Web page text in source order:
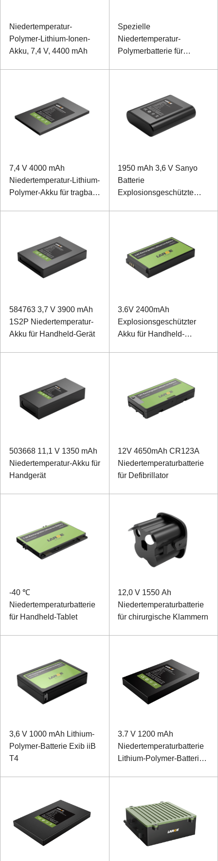
Niedertemperatur-
Polymer-Lithium-Ionen-
Akku, 7,4 V, 4400 mAh
Spezielle
Niedertemperatur-
Polymerbatterie für
7,4 V 4000 mAh
Niedertemperatur-Lithium-
Polymer-Akku für tragbare
1950 mAh 3,6 V Sanyo
Batterie
Explosionsgeschützte
584763 3,7 V 3900 mAh
1S2P Niedertemperatur-
Akku für Handheld-Gerät
3.6V 2400mAh
Explosionsgeschützter
Akku für Handheld-
503668 11,1 V 1350 mAh
Niedertemperatur-Akku für
Handgerät
12V 4650mAh CR123A
Niedertemperaturbatterie
für Defibrillator
-40 ℃
Niedertemperaturbatterie
für Handheld-Tablet
12,0 V 1550 Ah
Niedertemperaturbatterie
für chirurgische Klammern
3,6 V 1000 mAh Lithium-
Polymer-Batterie Exib iiB
T4
3.7 V 1200 mAh
Niedertemperaturbatterie
Lithium-Polymer-Batterie